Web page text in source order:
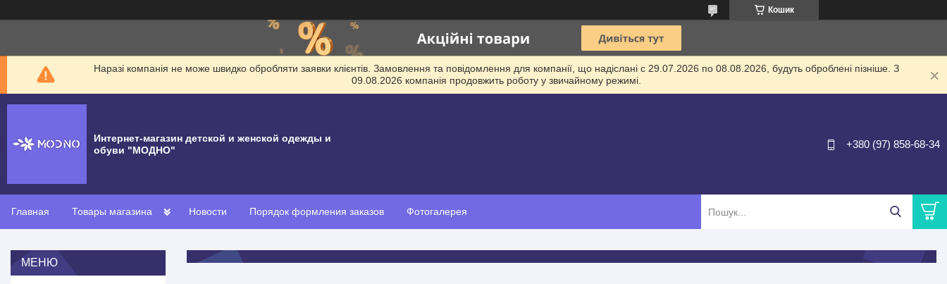
Кошик
Наразі компанія не може швидко обробляти заявки клієнтів. Замовлення та повідомлення для компанії, що надіслані с 29.07.2026 по 08.08.2026, будуть оброблені пізніше. З
09.08.2026 компанія продовжить роботу у звичайному режимі.
Интернет-магазин детской и женской одежды и
обуви "МОДНО"
+380 (97) 858-68-34
Главная Товары магазина Новости Порядок формления заказов Фотогалерея